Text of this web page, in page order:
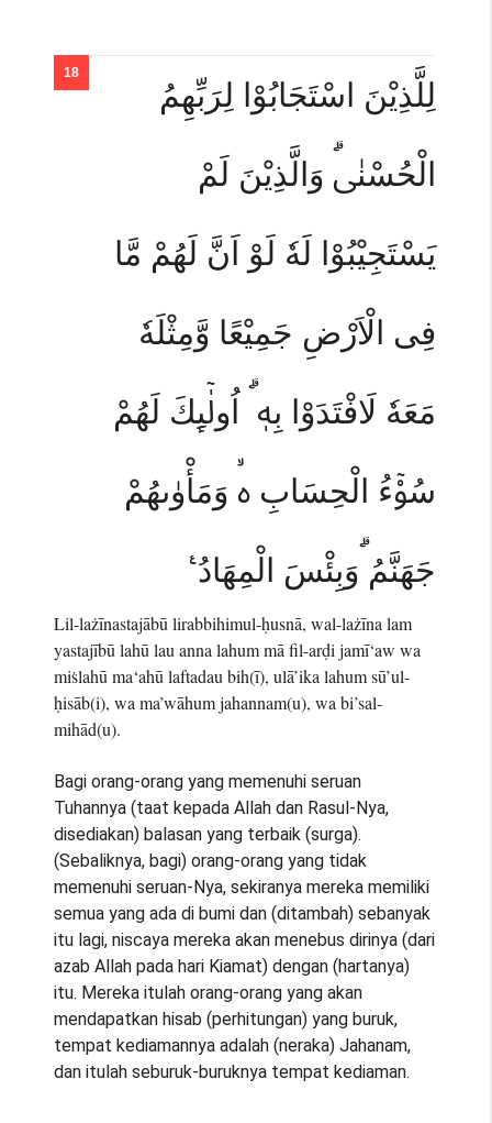
لِلَّذِيْنَ اسْتَجَابُوْا لِرَبِّهِمُ
الْحُسْنٰىۗ وَالَّذِيْنَ لَمْ
يَسْتَجِيْبُوْا لَهٗ لَوْ اَنَّ لَهُمْ مَّا
فِى الْاَرْضِ جَمِيْعًا وَّمِثْلَهٗ
مَعَهٗ لَافْتَدَوْا بِهٖ ۗ اُولٰۤىِٕكَ لَهُمْ
سُوْۤءُ الْحِسَابِ ەۙ وَمَأْوٰىهُمْ
جَهَنَّمُ ۗوَبِئْسَ الْمِهَادُ ࣖ
Lil-lażīnastajābū lirabbihimul-ḥusnā, wal-lażīna lam
yastajībū lahū lau anna lahum mā fil-arḍi jamī‘aw wa
miṡlahū ma‘ahū laftadau bih(ī), ulā’ika lahum sū’ul-
ḥisāb(i), wa ma’wāhum jahannam(u), wa bi’sal-
mihād(u).
Bagi orang-orang yang memenuhi seruan
Tuhannya (taat kepada Allah dan Rasul-Nya,
disediakan) balasan yang terbaik (surga).
(Sebaliknya, bagi) orang-orang yang tidak
memenuhi seruan-Nya, sekiranya mereka memiliki
semua yang ada di bumi dan (ditambah) sebanyak
itu lagi, niscaya mereka akan menebus dirinya (dari
azab Allah pada hari Kiamat) dengan (hartanya)
itu. Mereka itulah orang-orang yang akan
mendapatkan hisab (perhitungan) yang buruk,
tempat kediamannya adalah (neraka) Jahanam,
dan itulah seburuk-buruknya tempat kediaman.